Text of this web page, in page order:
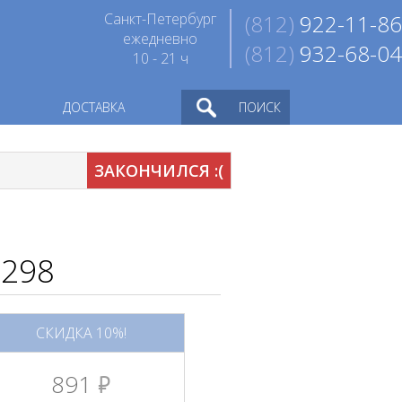
(812) 922-11-86
(812) 932-68-04
Санкт-Петербург
ежедневно
10 - 21 ч
ДОСТАВКА ПОИСК
ЗАКОНЧИЛСЯ :(
СКИДКА 10%!
891 руб.